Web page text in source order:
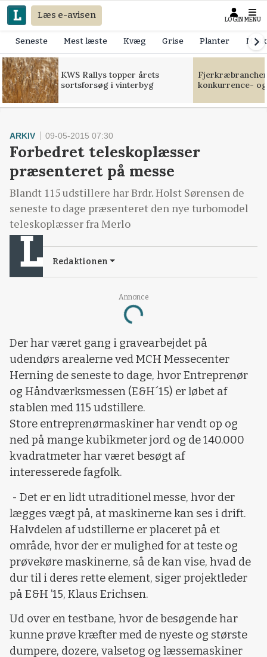
Læs e-avisen LOGIN MENU
Seneste Mest læste Kvæg Grise Planter
KWS Rallys topper årets
sortsforsøg i vinterbyg
konkurrence-
Annonce
Loading...
ARKIV 09-05-2015 07:30
Forbedret teleskoplæsser
præsenteret på messe
Blandt 115 udstillere har Brdr. Holst Sørensen de
seneste to dage præsenteret den nye turbomodel
teleskoplæsser fra Merlo
Redaktionen
Der har været gang i gravearbejdet på
udendørs arealerne ved MCH Messecenter
Herning de seneste to dage, hvor Entreprenør
og Håndværksmessen (E&H´15) er løbet af
stablen med 115 udstillere.
Store entreprenørmaskiner har vendt op og
ned på mange kubikmeter jord og de 140.000
kvadratmeter har været besøgt af
interesserede fagfolk.
- Det er en lidt utraditionel messe, hvor der
lægges vægt på, at maskinerne kan ses i drift.
Halvdelen af udstillerne er placeret på et
område, hvor der er mulighed for at teste og
prøvekøre maskinerne, så de kan vise, hvad de
dur til i deres rette element, siger projektleder
på E&H ’15, Klaus Erichsen.
Ud over en testbane, hvor de besøgende har
kunne prøve kræfter med de nyeste og største
dumpere, dozere, valsetog og læssemaskiner